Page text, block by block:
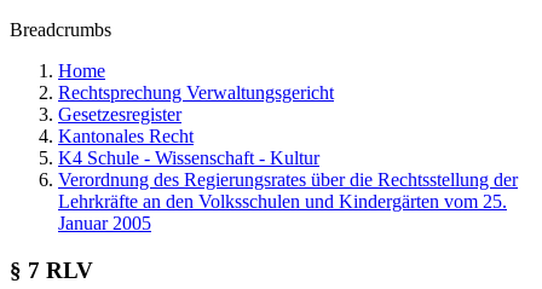
Breadcrumbs
Home
Rechtsprechung Verwaltungsgericht
Gesetzesregister
Kantonales Recht
K4 Schule - Wissenschaft - Kultur
Verordnung des Regierungsrates über die Rechtsstellung der
Lehrkräfte an den Volksschulen und Kindergärten vom 25.
Januar 2005
§ 7 RLV